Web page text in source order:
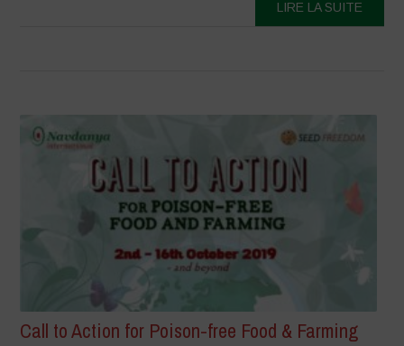
LIRE LA SUITE
Call to Action for Poison-free Food & Farming